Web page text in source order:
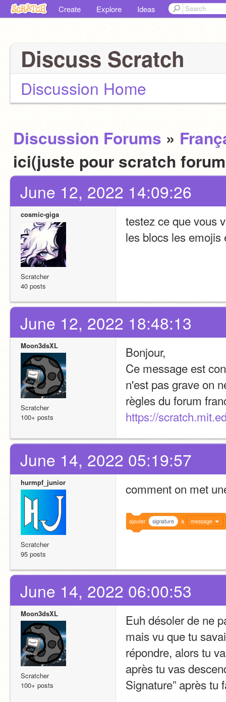
Create Explore Ideas
Discuss Scratch
Discussion Home
Discussion Forums »
ici(juste pour scratch
June 12, 2022 14:09:26
cosmic-giga
Scratcher
40 posts
testez ce que vous
les blocs les
June 12, 2022 18:48:13
Moon3dsXL
Scratcher
100+ posts
Bonjour,
Ce message est
n'est pas grave on
https://
June 14, 2022 05:19:57
hurmpf_junior
Scratcher
95 posts
comment on met
ajouter signature à message
June 14, 2022 06:00:53
Moon3dsXL
Scratcher
100+ posts
Euh désoler de ne
mais vu que tu
répondre, alors tu
après tu vas
Signature” après